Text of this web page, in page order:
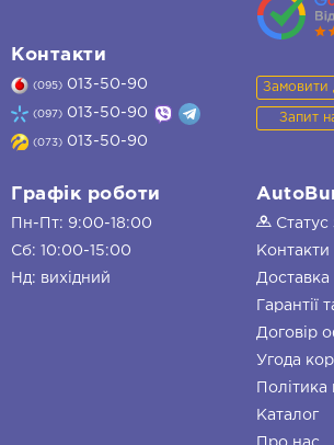
Контакти
(095) 013-50-90
(097) 013-50-90
(073) 013-50-90
Замовити
Запит
Графік роботи
Пн-Пт: 9:00-18:00
Сб: 10:00-15:00
Нд: вихідний
Статус
Контакти
Доставка
Гарантії
Договір
Угода
Політика
Каталог